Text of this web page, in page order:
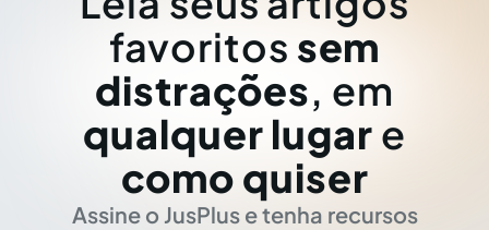
favoritos sem
distrações, em
qualquer lugar e
como quiser
Assine o JusPlus e tenha recursos